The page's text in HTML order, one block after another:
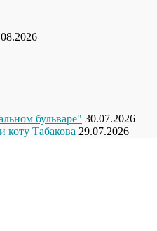
бульваре" 30.07.2026
коту Табакова 29.07.2026